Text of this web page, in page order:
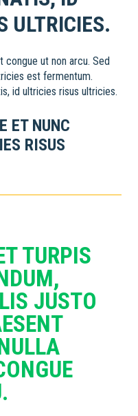
ULTRICIES.
congue ut non arcu. Sed
est fermentum.
id ultricies risus ultricies.
ET NUNC
RISUS
TURPIS
JUSTO